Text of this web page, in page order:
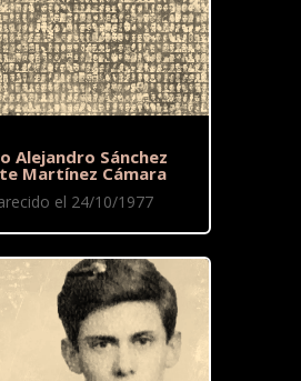
Alejandro Sánchez
Martínez Cámara
el 24/10/1977